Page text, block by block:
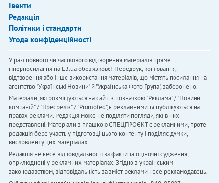
Івенти
Редакція
Політики і стандарти
Угода конфіденційності
У разі повного чи часткового відтворення матеріалів пряме
гіперпосилання на LB.ua обов'язкове! Передрук, копіювання,
відтворення або інше використання матеріалів, що містять посилання на
агентство "Українськi Новини" й "Українська Фото Група", заборонено.
Матеріали, які розміщуються на сайті з позначкою "Реклама" / "Новини
компаній" / "Пресреліз" / "Promoted", є рекламними та публікуються на
правах реклами. Редакція може не поділяти погляди, які в них
представлені. Матеріали з плашкою СПЕЦПРОЄКТ є рекламними, проте
редакція бере участь у підготовці цього контенту і поділяє думки,
висловлені у цих матеріалах.
Редакція не несе відповідальності за факти та оціночні судження,
оприлюднені у рекламних матеріалах. Згідно з українським
законодавством, відповідальність за зміст реклами несе рекламодавець.